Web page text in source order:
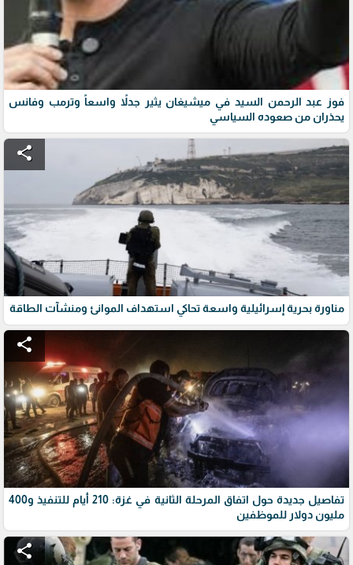
فوز عبد الرحمن السيد في ميشيغان يثير جدلاً واسعاً وترمب وفانس
يحذران من صعوده السياسي
share
مناورة بحرية إسرائيلية واسعة تحاكي استهداف الموانئ ومنشآت الطاقة
share
تفاصيل جديدة حول اتفاق المرحلة الثانية في غزة: 210 أيام للتنفيذ و400
مليون دولار للموظفين
share